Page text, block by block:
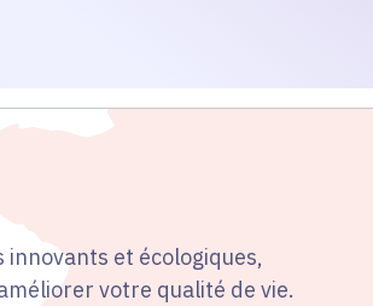
et écologiques,
votre qualité de vie.